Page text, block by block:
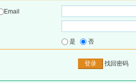
Email
是 否
找回密码